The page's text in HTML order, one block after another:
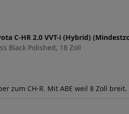
C-HR 2.0 VVT-i (Hybrid)
Black Polished, 18 Zoll
zum CH-R. Mit ABE weil 8 Zoll breit.